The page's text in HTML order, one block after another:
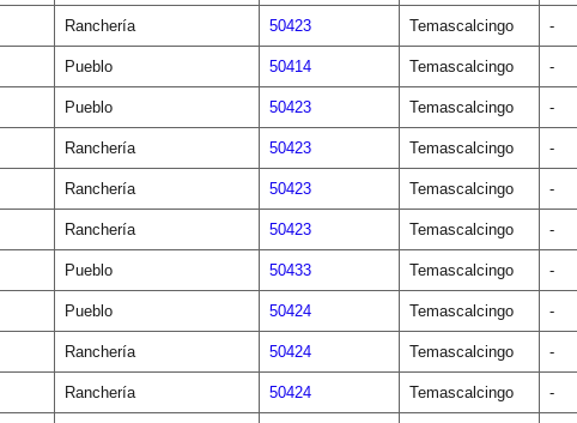
Ranchería 50423 Temascalcingo -
Pueblo 50414 Temascalcingo -
Pueblo 50423 Temascalcingo -
Ranchería 50423 Temascalcingo -
Ranchería 50423 Temascalcingo -
Ranchería 50423 Temascalcingo -
Pueblo 50433 Temascalcingo -
Pueblo 50424 Temascalcingo -
Ranchería 50424 Temascalcingo -
Ranchería 50424 Temascalcingo -